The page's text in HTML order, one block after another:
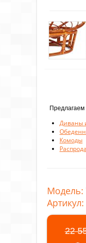
Предлагаем
Диваны
Комоды
Модель:
Артикул:
22